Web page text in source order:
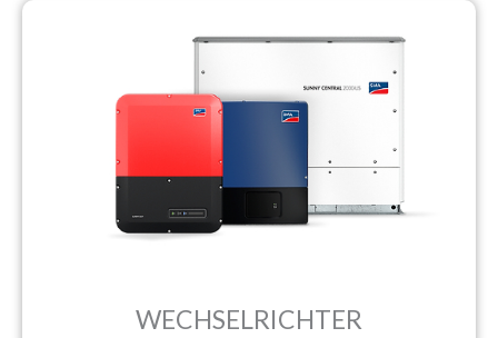
WECHSELRICHTER